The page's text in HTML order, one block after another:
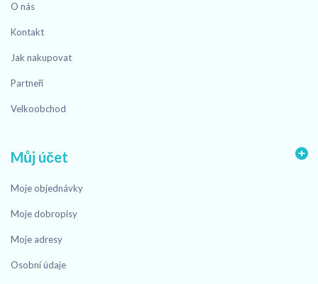
O nás
Kontakt
Jak nakupovat
Partneři
Velkoobchod
Můj účet
Moje objednávky
Moje dobropisy
Moje adresy
Osobní údaje